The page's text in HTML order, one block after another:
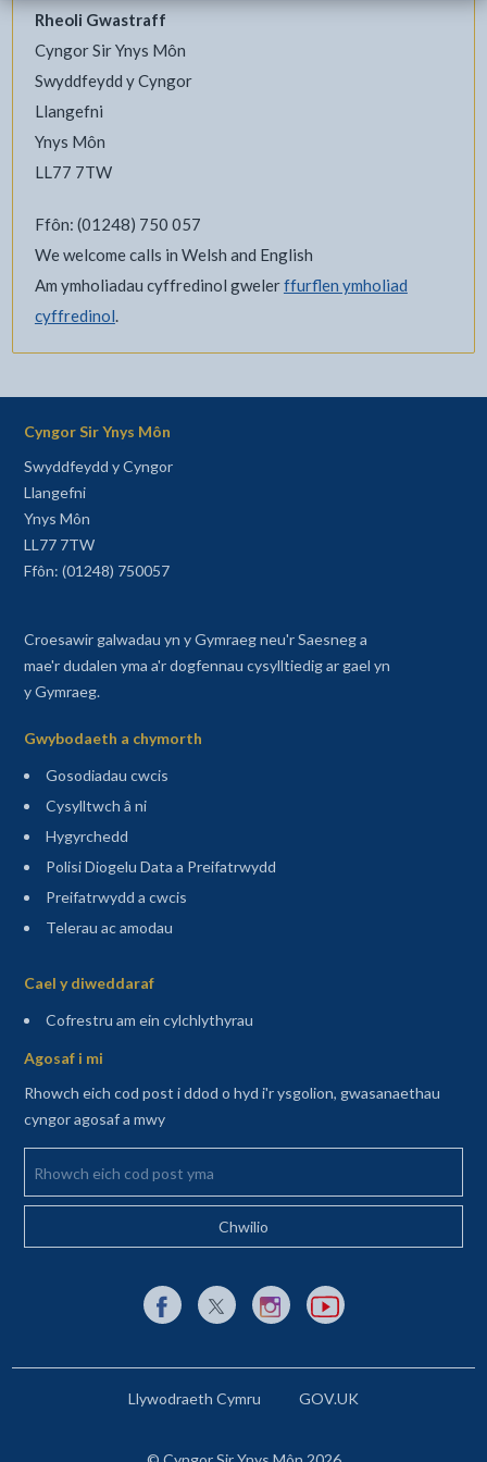
Rheoli Gwastraff
Cyngor Sir Ynys Môn
Swyddfeydd y Cyngor
Llangefni
Ynys Môn
LL77 7TW
Ffôn: (01248) 750 057
We welcome calls in Welsh and English
Am ymholiadau cyffredinol gwelerffurflen ymholiad
cyffredinol.
Cyngor Sir Ynys Môn
Swyddfeydd y Cyngor
Llangefni
Ynys Môn
LL77 7TW
Ffôn: (01248) 750057
Croesawir galwadau yn y Gymraeg neu'r Saesneg a
mae'r dudalen yma a'r dogfennau cysylltiedig ar gael yn
y Gymraeg.
Gwybodaeth a chymorth
Gosodiadau cwcis
Cysylltwch â ni
Hygyrchedd
Polisi Diogelu Data a Preifatrwydd
Preifatrwydd a cwcis
Telerau ac amodau
Cael y diweddaraf
Cofrestru am ein cylchlythyrau(agor mewn tab newydd)
Agosaf i mi
Rhowch eich cod post i ddod o hyd i'r ysgolion, gwasanaethau
cyngor agosaf a mwy
Rhowch eich cod post yma
Dolen allanol i Facebook yn agor mewn tab newydd
Dolen allanol i X (Twitter) yn agor mewn
Dolen allanol i Instagram yn agor
Dolen allanol i YouTube
Llywodraeth Cymru GOV.UK